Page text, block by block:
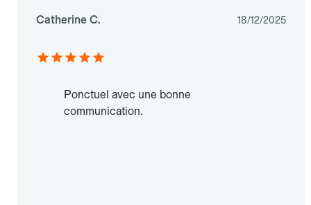
Catherine C. 18/12/2025
Ponctuel avec une bonne
communication.